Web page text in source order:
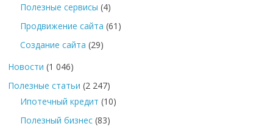
Полезные сервисы (4)
Продвижение сайта (61)
Создание сайта (29)
Новости (1 046)
Полезные статьи (2 247)
Ипотечный кредит (10)
Полезный бизнес (83)